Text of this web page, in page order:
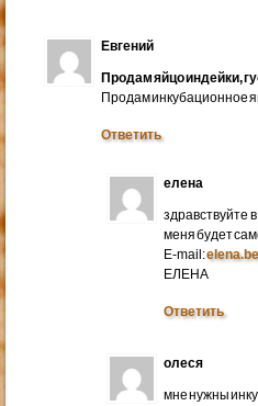
Евгений
Продам яйцо индейки,
Продам инкубационное
Ответить
елена
здравствуйте
меня будет
E-mail:
ЕЛЕНА
Ответить
олеся
мне нужны